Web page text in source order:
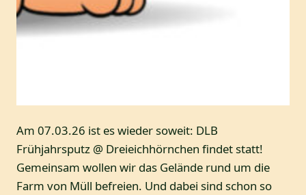
Am 07.03.26 ist es wieder soweit: DLB
Frühjahrsputz @ Dreieichhörnchen findet statt!
Gemeinsam wollen wir das Gelände rund um die
Farm von Müll befreien. Und dabei sind schon so